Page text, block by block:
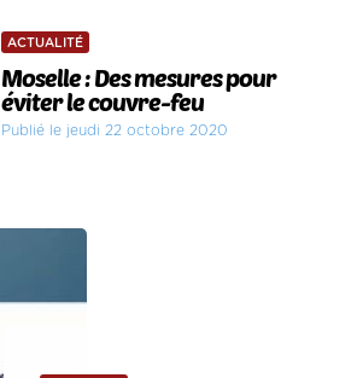
ACTUALITÉ
Moselle : Des mesures pour
éviter le couvre-feu
Publié le jeudi 22 octobre 2020